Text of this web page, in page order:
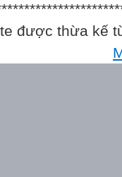
được thừa kế